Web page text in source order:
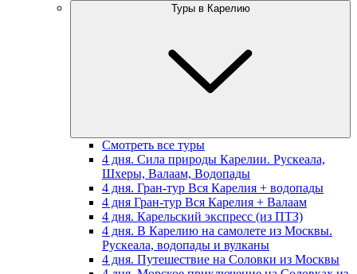
Туры в Карелию
Смотреть все туры
4 дня. Сила природы Карелии. Рускеала,
Шхеры, Валаам, Водопады
4 дня. Гран-тур Вся Карелия + водопады
4 дня Гран-тур Вся Карелия + Валаам
4 дня. Карельский экспресс (из ПТЗ)
4 дня. В Карелию на самолете из Москвы.
Рускеала, водопады и вулканы
4 дня. Путешествие на Соловки из Москвы